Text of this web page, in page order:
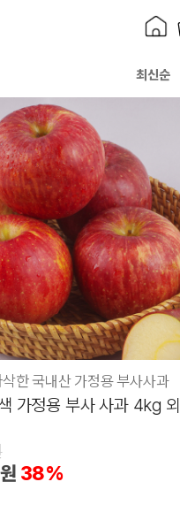
최신순
한 국내산 가정용 부사사과
가정용 부사 사과 4kg 외
38%